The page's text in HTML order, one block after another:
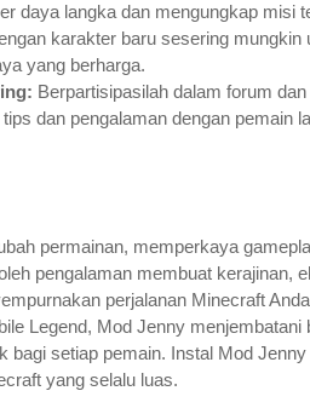
daya langka dan mengungkap misi
karakter baru sesering
yang berharga.
Berpartisipasilah dalam forum
dan pengalaman dengan pemain
permainan, memperkaya
pengalaman membuat kerajinan,
perjalanan Minecraft
Legend, Mod Jenny menjembatani
setiap pemain. Instal Mod
yang selalu luas.